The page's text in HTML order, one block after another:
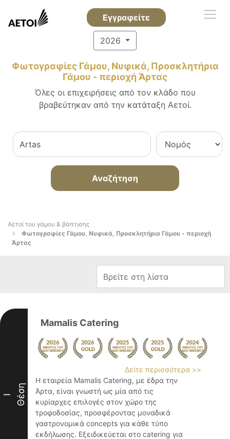
Εγγραφείτε
2026
Φωτογραφίες Γάμου, Νυφικά, Προσκλητήρια
Γάμου - περιοχή Άρτας
Όλες οι επιχειρήσεις από τον κλάδο που
βραβεύτηκαν από την κατάταξη Αετοί.
Αναζήτηση
Αετοί του γάμου & βάπτισης
Φωτογραφίες Γάμου, Νυφικά, Προσκλητήρια Γάμου - περιοχή
Άρτας
I Θέση
Mamalis Catering
Δείτε περισσότερα >>
Η εταιρεία Mamalis Catering, με έδρα την
Άρτα, είναι γνωστή ως μία από τις
κυρίαρχες επιλογές στον χώρο της
τροφοδοσίας, προσφέροντας μοναδικά
γαστρονομικά concepts για κάθε τύπο
εκδήλωσης. Εξειδικεύεται στο catering για